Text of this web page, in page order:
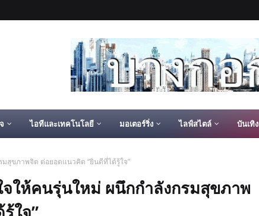
ไอทีและเทคโนโลยี มอเตอร์ริ่ง ไลฟ์สไตล์ บันเทิง
มสุขภาพจิต ต่อยอดแนวคิด “ยินดีที่ได้รู้ใจ”
ให้คนรุ่นใหม่ ผนึกกำลังกรมสุขภาพ
ใจ”